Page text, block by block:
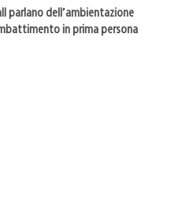
parlano dell’ambientazione
in prima persona